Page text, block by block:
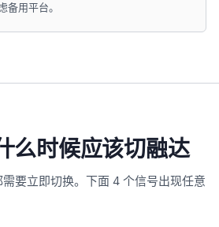
备用平台。
么时候应该切融达
要立即切换。下面 4 个信号出现任意